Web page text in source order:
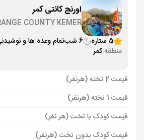
اورنج كانتی کمر
COUNTY KEMER
5 ستاره
6 شب تمام وعده ها و
منطقه:کمر
قیمت 2 تخته (هرنفر)
قیمت 1 تخته (هرنفر)
قیمت کودک با تخت (هر نفر)
قیمت کودک بدون تخت (هرنفر)